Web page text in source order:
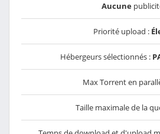
Aucune
Priorité upload :
Hébergeurs sélectionnés :
Max Torrent en
Taille maximale de la